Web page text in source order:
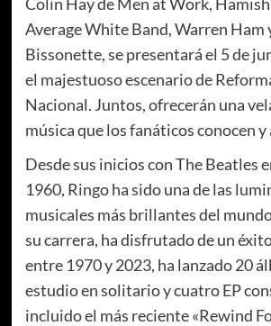
Average White Band, Warren Ham
Bissonette, se presentará el 5 de
el majestuoso escenario de
Nacional. Juntos, ofrecerán una
música que los fanáticos conocen y
Desde sus inicios con The Beatles
1960, Ringo ha sido una de las
musicales más brillantes del
su carrera, ha disfrutado de un
entre 1970 y 2023, ha lanzado 20
estudio en solitario y cuatro EP
incluido el más reciente «Rewind